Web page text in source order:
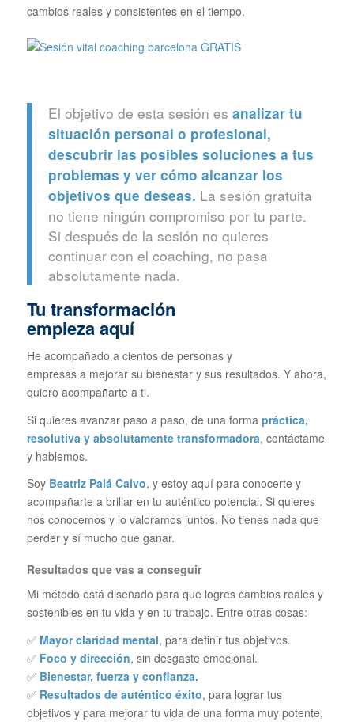
cambios reales y consistentes en el tiempo.
El objetivo de esta sesión es analizar tu
situación personal o profesional,
descubrir las posibles soluciones a tus
problemas y ver cómo alcanzar los
objetivos que deseas. La sesión gratuita
no tiene ningún compromiso por tu parte.
Si después de la sesión no quieres
continuar con el coaching, no pasa
absolutamente nada.
Tu transformación
empieza aquí
He acompañado a cientos de personas y
empresas a mejorar su bienestar y sus resultados. Y ahora,
quiero acompañarte a ti.
Si quieres avanzar paso a paso, de una forma práctica,
resolutiva y absolutamente transformadora, contáctame
y hablemos.
Soy Beatriz Palá Calvo, y estoy aquí para conocerte y
acompañarte a brillar en tu auténtico potencial. Si quieres
nos conocemos y lo valoramos juntos. No tienes nada que
perder y sí mucho que ganar.
Resultados que vas a conseguir
Mi método está diseñado para que logres cambios reales y
sostenibles en tu vida y en tu trabajo. Entre otras cosas:
✅ Mayor claridad mental, para definir tus objetivos.
✅ Foco y dirección, sin desgaste emocional.
✅ Bienestar, fuerza y confianza.
✅ Resultados de auténtico éxito, para lograr tus
objetivos y para mejorar tu vida de una forma muy potente,